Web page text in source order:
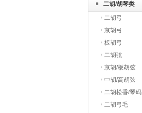
二胡/胡琴类
二胡弓
京胡弓
板胡弓
二胡弦
京胡/板胡弦
中胡/高胡弦
二胡松香/琴码
二胡弓毛